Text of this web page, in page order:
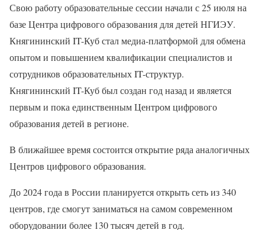
Свою работу образовательные сессии начали с 25 июля на
базе Центра цифрового образования для детей НГИЭУ.
Княгининский IT-Куб стал медиа-платформой для обмена
опытом и повышением квалификации специалистов и
сотрудников образовательных IT-структур.
Княгининский IT-Куб был создан год назад и является
первым и пока единственным Центром цифрового
образования детей в регионе.
В ближайшее время состоится открытие ряда аналогичных
Центров цифрового образования.
До 2024 года в России планируется открыть сеть из 340
центров, где смогут заниматься на самом современном
оборудовании более 130 тысяч детей в год.